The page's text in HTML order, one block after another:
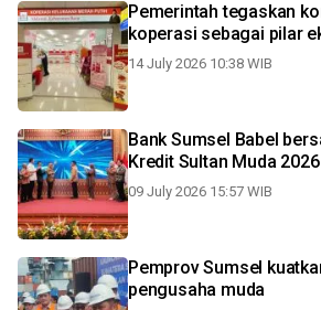
Pemerintah tegaskan
koperasi sebagai pilar
14 July 2026 10:38 WIB
Bank Sumsel Babel
Kredit Sultan Muda 2026
09 July 2026 15:57 WIB
Pemprov Sumsel
pengusaha muda